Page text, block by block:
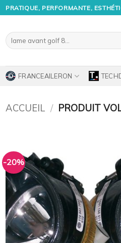
PRATIQUE, PERFORMANTE,
Recherche
pour :
FRANCEAILERON
ACCUEIL / PRODUIT
-20%